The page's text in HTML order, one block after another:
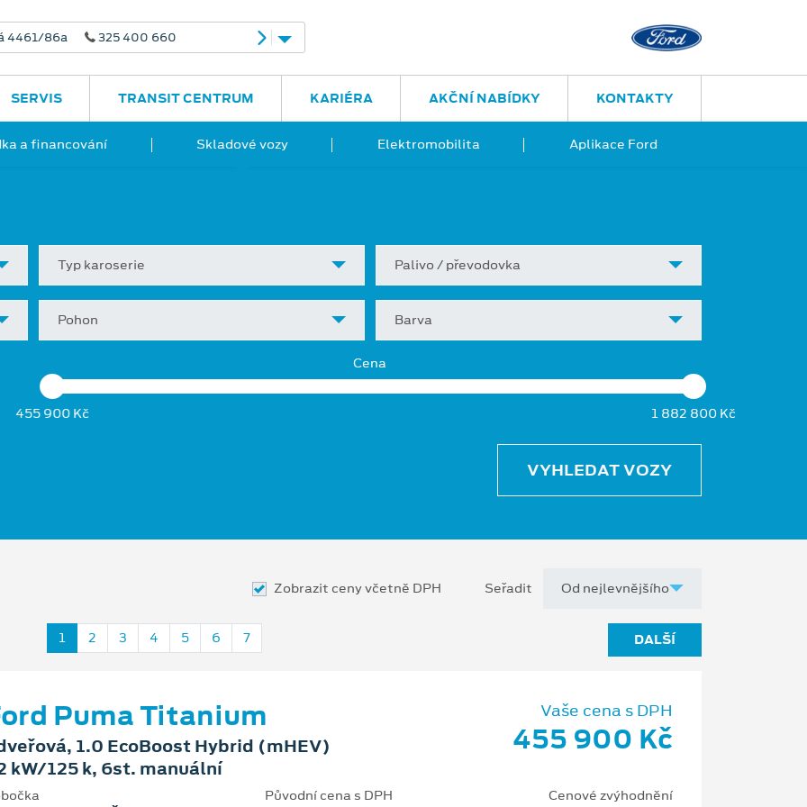
4461/86a 325 400 660 Brno Hněvkovského
a financování Skladové vozy Elektromobilita Aplikace Ford
SERVIS TRANSIT CENTRUM KARIÉRA AKČNÍ NABÍDKY KONTAKTY
Typ karoserie Palivo / převodovka
Pohon Barva
Cena
455 900 Kč 1 882 800 Kč
VYHLEDAT VOZY
Zobrazit ceny včetně DPH Seřadit
1 2 3 4 5 6 7 DALŠÍ
Puma Titanium
1.0 EcoBoost Hybrid (mHEV)
kW/125 k, 6st. manuální
Vaše cena s DPH
455 900 Kč
Původní cena s DPH Cenové zvýhodnění